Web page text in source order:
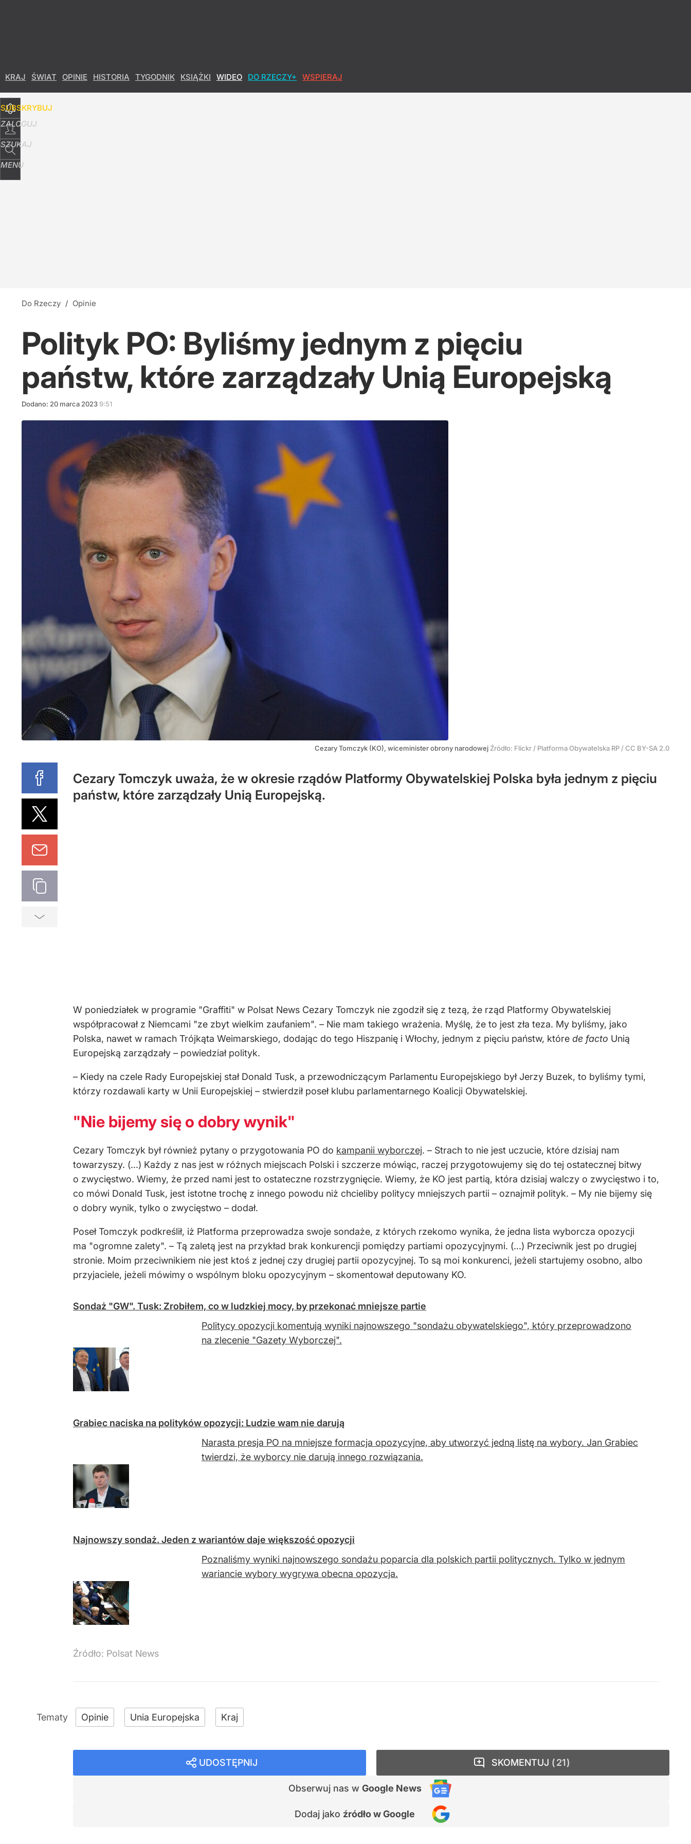
KRAJ ŚWIAT OPINIE HISTORIA TYGODNIK KSIĄŻKI WIDEO DO RZECZY+ WSPIERAJ
SUBSKRYBUJ
ZALOGUJ
SZUKAJ
MENU
Do Rzeczy / Opinie
Polityk PO: Byliśmy jednym z pięciu
państw, które zarządzały Unią Europejską
Dodano: 20 marca 2023 9:51
Cezary Tomczyk (KO), wiceminister obrony narodowej Źródło: Flickr / Platforma Obywatelska RP / CC BY-SA 2.0
Cezary Tomczyk uważa, że w okresie rządów Platformy Obywatelskiej Polska była jednym z pięciu
państw, które zarządzały Unią Europejską.
W poniedziałek w programie "Graffiti" w Polsat News Cezary Tomczyk nie zgodził się z tezą, że rząd Platformy Obywatelskiej
współpracował z Niemcami "ze zbyt wielkim zaufaniem". – Nie mam takiego wrażenia. Myślę, że to jest zła teza. My byliśmy, jako
Polska, nawet w ramach Trójkąta Weimarskiego, dodając do tego Hiszpanię i Włochy, jednym z pięciu państw, które de facto Unią
Europejską zarządzały – powiedział polityk.
– Kiedy na czele Rady Europejskiej stał Donald Tusk, a przewodniczącym Parlamentu Europejskiego był Jerzy Buzek, to byliśmy tymi,
którzy rozdawali karty w Unii Europejskiej – stwierdził poseł klubu parlamentarnego Koalicji Obywatelskiej.
"Nie bijemy się o dobry wynik"
Cezary Tomczyk był również pytany o przygotowania PO do kampanii wyborczej. – Strach to nie jest uczucie, które dzisiaj nam
towarzyszy. (...) Każdy z nas jest w różnych miejscach Polski i szczerze mówiąc, raczej przygotowujemy się do tej ostatecznej bitwy
o zwycięstwo. Wiemy, że przed nami jest to ostateczne rozstrzygnięcie. Wiemy, że KO jest partią, która dzisiaj walczy o zwycięstwo i to,
co mówi Donald Tusk, jest istotne trochę z innego powodu niż chcieliby politycy mniejszych partii – oznajmił polityk. – My nie bijemy się
o dobry wynik, tylko o zwycięstwo – dodał.
Poseł Tomczyk podkreślił, iż Platforma przeprowadza swoje sondaże, z których rzekomo wynika, że jedna lista wyborcza opozycji
ma "ogromne zalety". – Tą zaletą jest na przykład brak konkurencji pomiędzy partiami opozycyjnymi. (...) Przeciwnik jest po drugiej
stronie. Moim przeciwnikiem nie jest ktoś z jednej czy drugiej partii opozycyjnej. To są moi konkurenci, jeżeli startujemy osobno, albo
przyjaciele, jeżeli mówimy o wspólnym bloku opozycyjnym – skomentował deputowany KO.
Sondaż "GW". Tusk: Zrobiłem, co w ludzkiej mocy, by przekonać mniejsze partie
Politycy opozycji komentują wyniki najnowszego "sondażu obywatelskiego", który przeprowadzono
na zlecenie "Gazety Wyborczej".
Grabiec naciska na polityków opozycji: Ludzie wam nie darują
Narasta presja PO na mniejsze formacja opozycyjne, aby utworzyć jedną listę na wybory. Jan Grabiec
twierdzi, że wyborcy nie darują innego rozwiązania.
Najnowszy sondaż. Jeden z wariantów daje większość opozycji
Poznaliśmy wyniki najnowszego sondażu poparcia dla polskich partii politycznych. Tylko w jednym
wariancie wybory wygrywa obecna opozycja.
Źródło: Polsat News
Opinie Unia Europejska Kraj
UDOSTĘPNIJ
Obserwuj nas w Google News
Dodaj jako źródło w Google
SKOMENTUJ 21